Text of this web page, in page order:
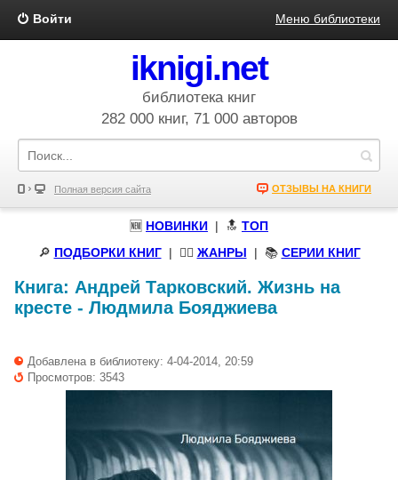
Войти Меню библиотеки
iknigi.net
библиотека книг
282 000 книг, 71 000 авторов
Полная версия сайта ОТЗЫВЫ НА КНИГИ
🆕 НОВИНКИ | 🔝 ТОП
🔎 ПОДБОРКИ КНИГ| 🧝‍♀️ ЖАНРЫ | 📚 СЕРИИ КНИГ
Книга: Андрей Тарковский. Жизнь на
кресте - Людмила Бояджиева
Добавлена в библиотеку: 4-04-2014, 20:59
Просмотров: 3543